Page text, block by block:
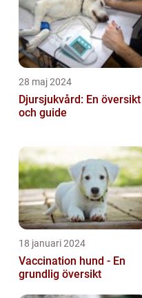
28 maj 2024
Djursjukvård: En översikt
och guide
18 januari 2024
Vaccination hund - En
grundlig översikt